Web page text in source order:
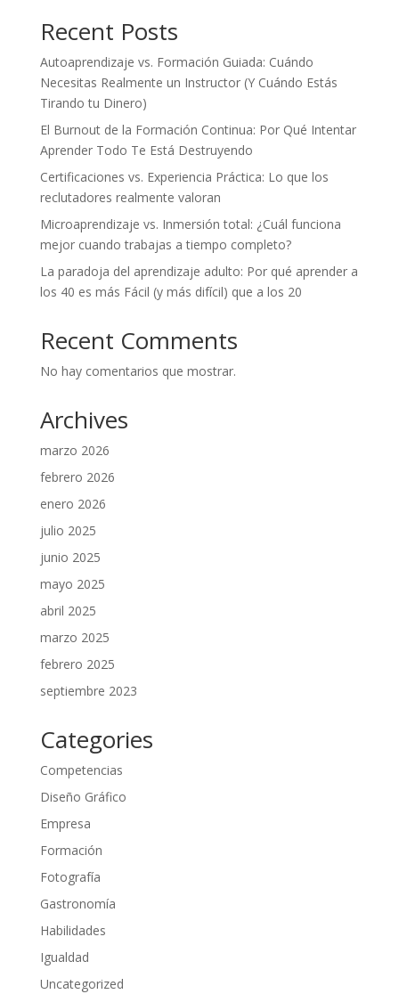
Recent Posts
Autoaprendizaje vs. Formación Guiada: Cuándo
Necesitas Realmente un Instructor (Y Cuándo Estás
Tirando tu Dinero)
El Burnout de la Formación Continua: Por Qué Intentar
Aprender Todo Te Está Destruyendo
Certificaciones vs. Experiencia Práctica: Lo que los
reclutadores realmente valoran
Microaprendizaje vs. Inmersión total: ¿Cuál funciona
mejor cuando trabajas a tiempo completo?
La paradoja del aprendizaje adulto: Por qué aprender a
los 40 es más Fácil (y más difícil) que a los 20
Recent Comments
No hay comentarios que mostrar.
Archives
marzo 2026
febrero 2026
enero 2026
julio 2025
junio 2025
mayo 2025
abril 2025
marzo 2025
febrero 2025
septiembre 2023
Categories
Competencias
Diseño Gráfico
Empresa
Formación
Fotografía
Gastronomía
Habilidades
Igualdad
Uncategorized